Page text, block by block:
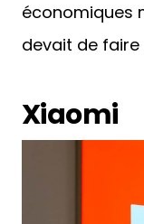
économiques
devait de faire
Xiaomi